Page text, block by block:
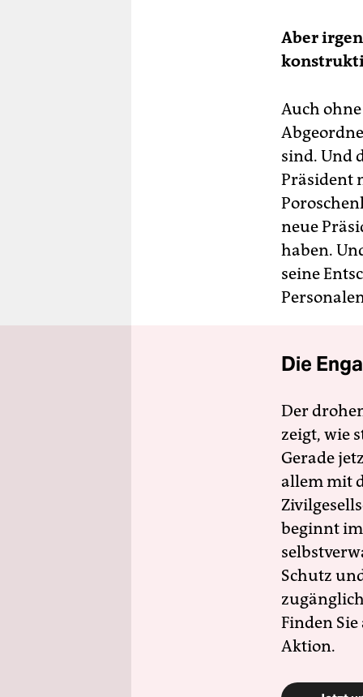
Aber
Auch
sind. Und
Präsident
neue
haben.
seine
Die
Der
zeigt, wie
Gerade
allem mit
beginnt
Schutz
Finden
Aktion.